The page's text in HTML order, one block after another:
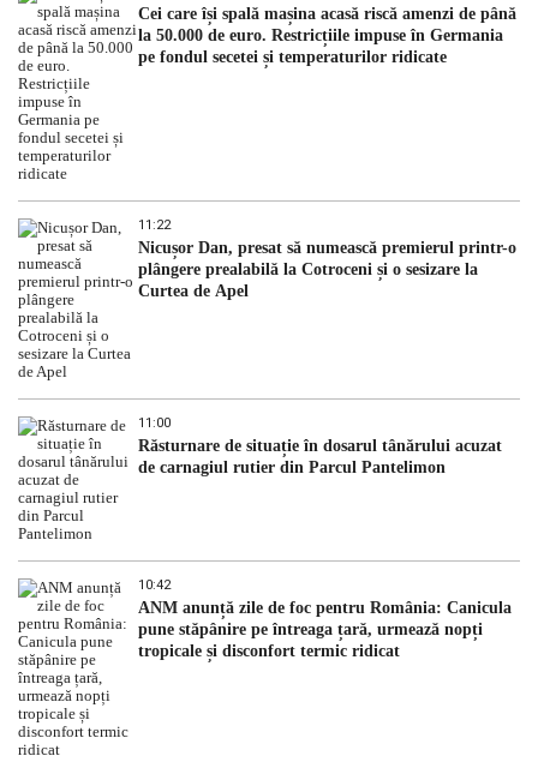
Cei care își spală mașina acasă riscă amenzi de până
la 50.000 de euro. Restricțiile impuse în Germania
pe fondul secetei și temperaturilor ridicate
11:22
Nicușor Dan, presat să numească premierul printr-o
plângere prealabilă la Cotroceni și o sesizare la
Curtea de Apel
11:00
Răsturnare de situație în dosarul tânărului acuzat
de carnagiul rutier din Parcul Pantelimon
10:42
ANM anunță zile de foc pentru România: Canicula
pune stăpânire pe întreaga țară, urmează nopți
tropicale și disconfort termic ridicat